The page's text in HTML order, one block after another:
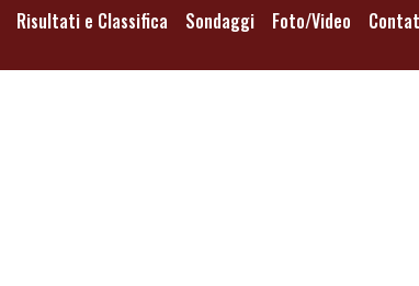
Risultati e Classifica Sondaggi Foto/Video